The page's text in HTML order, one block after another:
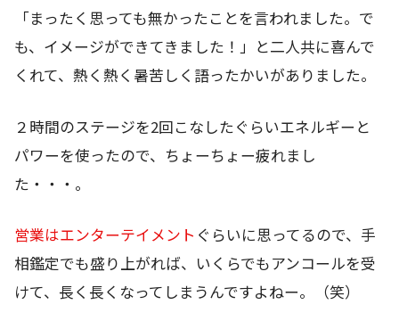
「まったく思っても無かったことを言われました。で
も、イメージができてきました！」と二人共に喜んで
くれて、熱く熱く暑苦しく語ったかいがありました。
２時間のステージを2回こなしたぐらいエネルギーと
パワーを使ったので、ちょーちょー疲れまし
た・・・。
営業はエンターテイメント ぐらいに思ってるので、手
相鑑定でも盛り上がれば、いくらでもアンコールを受
けて、長く長くなってしまうんですよねー。（笑）